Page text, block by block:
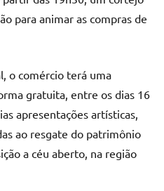
para animar as compras de
o comércio terá uma
gratuita, entre os dias 16
apresentações artísticas,
ao resgate do patrimônio
a céu aberto, na região